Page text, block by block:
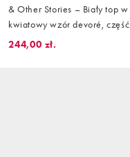
& Other Stories – Biały top w
kwiatowy wzór devoré, część
zestawu
244,00 zł.